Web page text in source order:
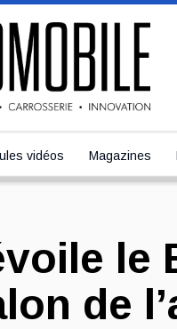
vidéos Magazines
le
de